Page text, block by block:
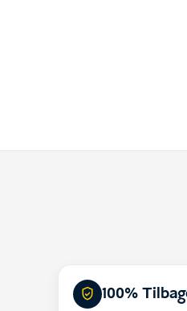
100%